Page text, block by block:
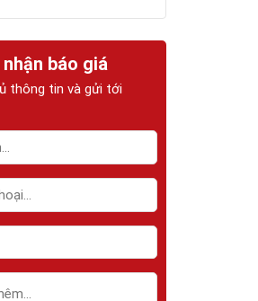
báo giá
thông tin và gửi tới